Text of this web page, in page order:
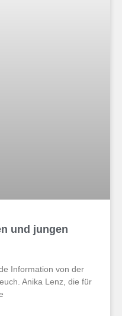
und jungen
Information von der
Anika Lenz, die für